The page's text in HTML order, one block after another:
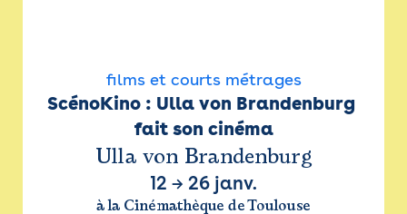
films et courts métrages
ScénoKino : Ulla von Brandenburg
fait son cinéma
Ulla von Brandenburg
12 → 26 janv.
à la Cinémathèque de Toulouse